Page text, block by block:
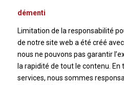
démenti
Limitation de la responsabilité
de notre site web a été créé
nous ne pouvons pas garantir
la rapidité de tout le contenu.
services, nous sommes